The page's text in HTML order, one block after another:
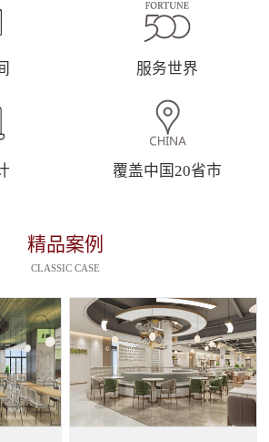
服务世界
覆盖中国20省市
精品案例
CLASSIC CASE